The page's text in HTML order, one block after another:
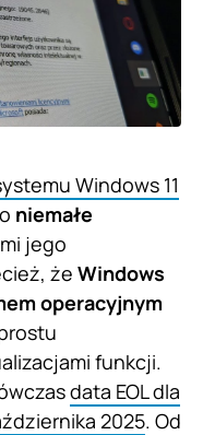
Windows 11
niemałe
jego
że Windows
operacyjnym
funkcji.
data EOL dla
2025. Od